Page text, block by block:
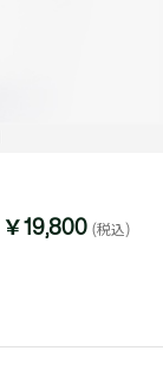
￥19,800 (税込)